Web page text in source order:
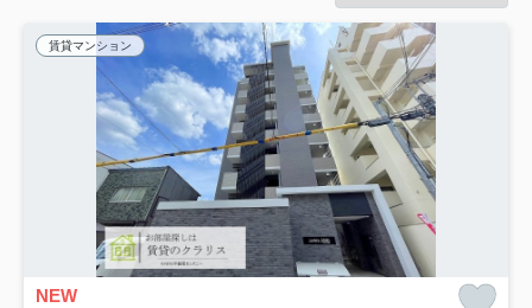
賃貸マンション
NEW